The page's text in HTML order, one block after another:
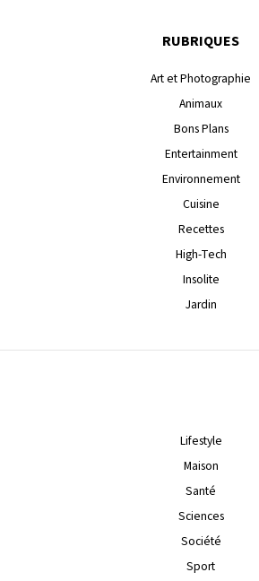
RUBRIQUES
Art et Photographie
Animaux
Bons Plans
Entertainment
Environnement
Cuisine
Recettes
High-Tech
Insolite
Jardin
Lifestyle
Maison
Santé
Sciences
Société
Sport